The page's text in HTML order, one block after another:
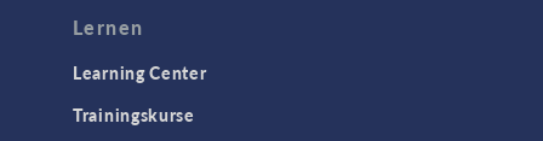
Lernen
Learning Center
Trainingskurse